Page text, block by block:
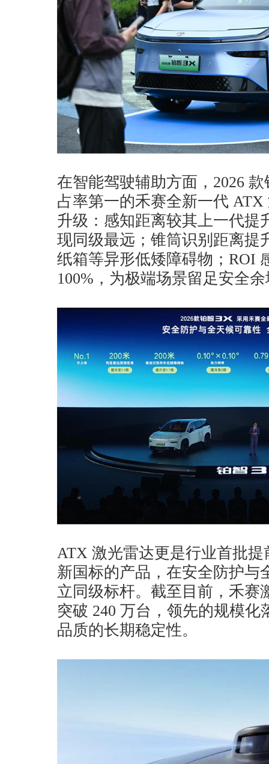
在智能驾驶辅助方面，2026
占率第一的禾赛全新一代
升级：感知距离较其上一代提
现同级最远；锥筒识别距离提
纸箱等异形低矮障碍物；ROI
100%，为极端场景留足安全
ATX 激光雷达更是行业首批提
新国标的产品，在安全防护与
立同级标杆。截至目前，禾赛
突破 240 万台，领先的规模
品质的长期稳定性。